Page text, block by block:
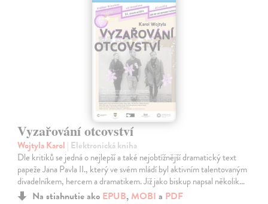
Vyzařování otcovství
Wojtyla Karol | Elektronická kniha
Dle kritiků se jedná o nejlepší a také nejobtížnější dramatický text
papeže Jana Pavla II., který ve svém mládí byl aktivním talentovaným
divadelníkem, hercem a dramatikem. Již jako biskup napsal několik…
Na stiahnutie ako EPUB, MOBI a PDF